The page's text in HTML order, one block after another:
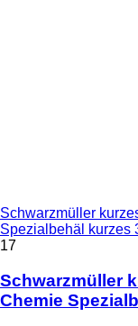
Schwarzmüller
Spezialbehäl kurzes
17
Schwarzmüller
Chemie